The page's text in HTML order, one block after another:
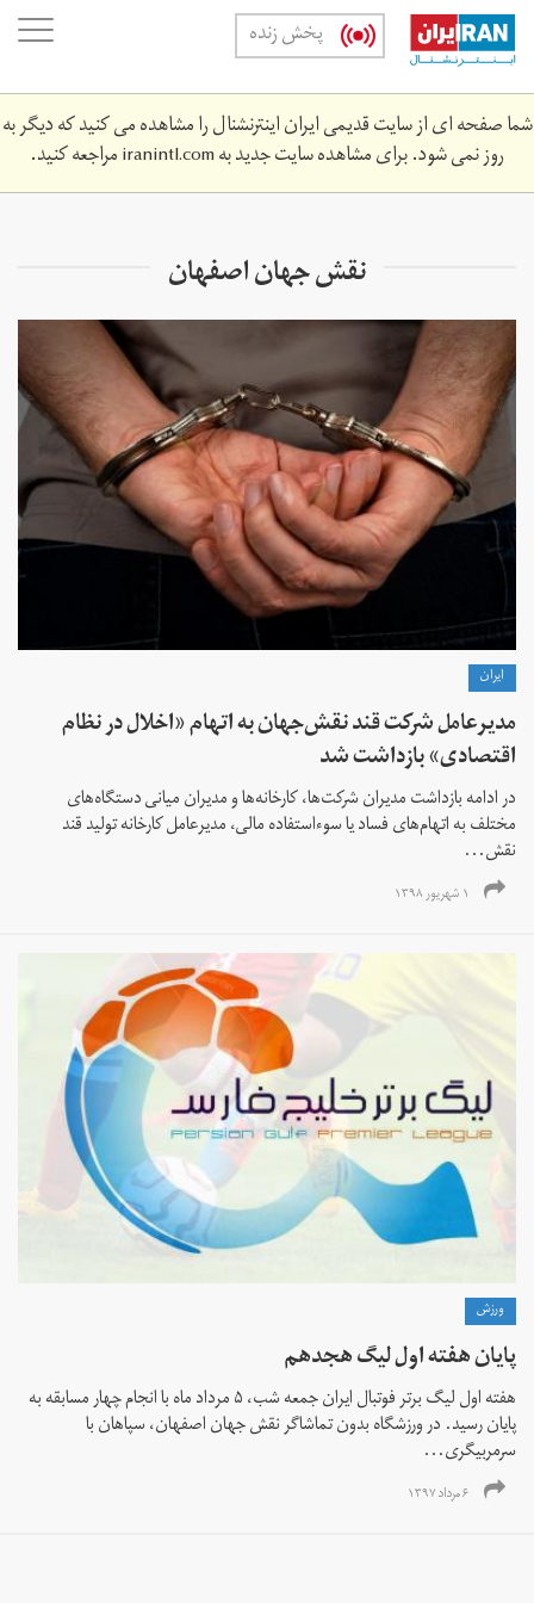
Skip
main
content
پخش زنده
شما صفحه ای از سایت قدیمی ایران اینترنشنال را مشاهده می کنید که دیگر به
روز نمی شود. برای مشاهده سایت جدید بهiranintl.comمراجعه کنید.
نقش جهان اصفهان
ايران
مدیرعامل شرکت قند نقش‌جهان به اتهام «اخلال در نظام
اقتصادی» بازداشت شد
در ادامه بازداشت‌ مدیران شرکت‌ها، کارخانه‌ها و مدیران میانی دستگاه‌های
مختلف به اتهام‌های فساد یا سوءاستفاده مالی، مدیرعامل کارخانه تولید قند
نقش...
۱ شهریور ۱۳۹۸
ورزش
پایان هفته اول لیگ هجدهم
هفته اول لیگ برتر فوتبال ایران جمعه شب، ۵ مرداد ماه با انجام چهار مسابقه به
پایان رسید. در ورزشگاه بدون تماشاگر نقش جهان اصفهان، سپاهان با
سرمربیگری...
۶ مرداد ۱۳۹۷